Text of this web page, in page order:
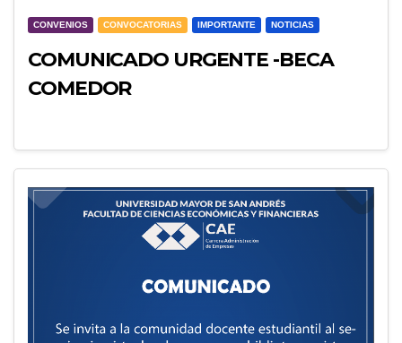
CONVENIOS CONVOCATORIAS IMPORTANTE NOTICIAS
COMUNICADO URGENTE -BECA
COMEDOR